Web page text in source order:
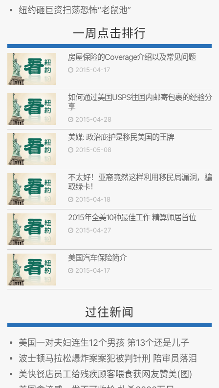
纽约砸巨资扫荡恐怖“老鼠池”
一周点击排行
房屋保险的Coverage介绍以及常见问题
2015-04-17
如何通过美国USPS往国内邮寄包裹的经验分
享
2015-04-28
美媒: 政治庇护是移民美国的王牌
2015-05-08
不太好！亚裔竟然这样利用移民局漏洞，骗
取绿卡！
2015-04-18
2015年全美10种最佳工作 精算师居首位
2015-04-27
美国汽车保险简介
2015-04-17
过往新闻
美国一对夫妇连生12个男孩 第13个还是儿子
波士顿马拉松爆炸案案犯被判针刑 陪审员落泪
美快餐店员工给残疾顾客喂食获网友赞美(图)